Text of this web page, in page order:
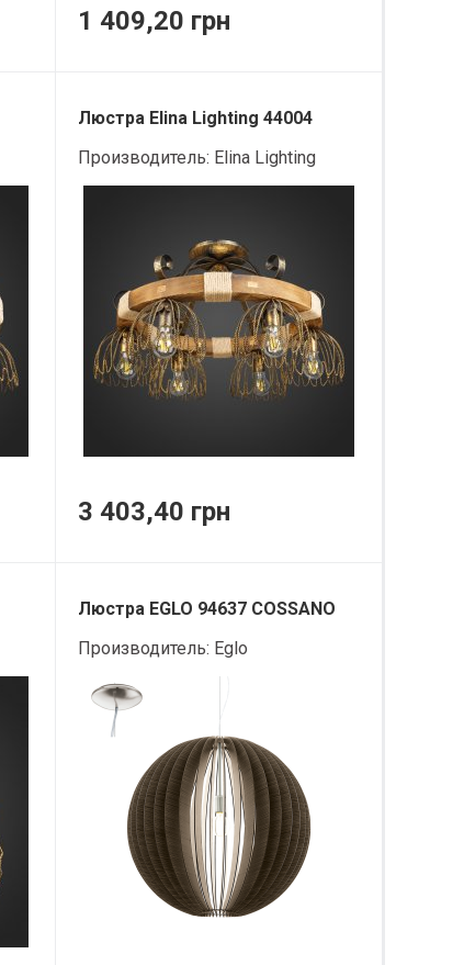
1 409,20 грн
Люстра Elina Lighting 44004
Производитель: Elina Lighting
3 403,40 грн
Люстра EGLO 94637 COSSANO
Производитель: Eglo